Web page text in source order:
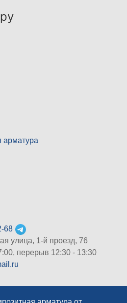
арматура
68
улица, 1-й проезд, 76
перерыв 12:30 - 13:30